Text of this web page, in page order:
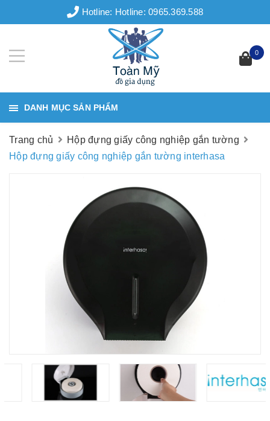
Hotline: Hotline: 0965.369.588
0
DANH MỤC SẢN PHẨM
Trang chủ
Hộp đựng giấy công nghiệp gắn tường
Hộp đựng giấy công nghiệp gắn tường interhasa